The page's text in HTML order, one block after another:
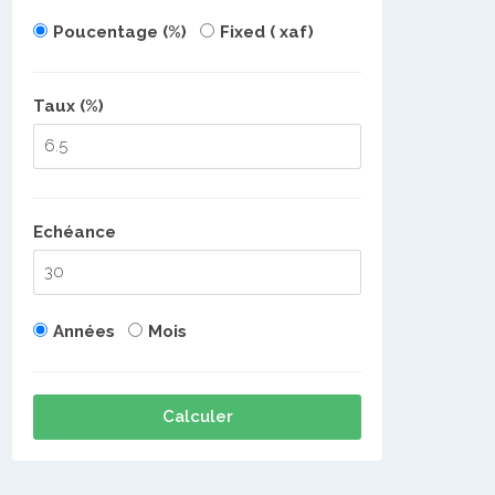
Poucentage (%) Fixed ( xaf)
Taux (%)
Echéance
Années Mois
Calculer